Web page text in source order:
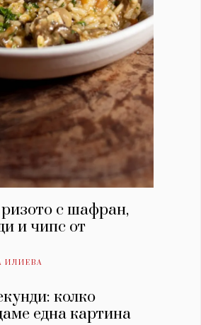
с шафран,
и чипс от
ИЛИЕВА
колко
една картина